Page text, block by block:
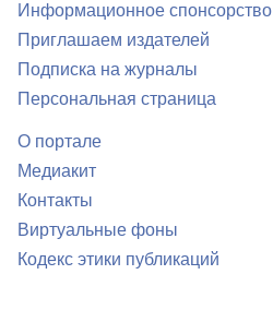
Информационное спонсорство
Приглашаем издателей
Подписка на журналы
Персональная страница
О портале
Медиакит
Контакты
Виртуальные фоны
Кодекс этики публикаций